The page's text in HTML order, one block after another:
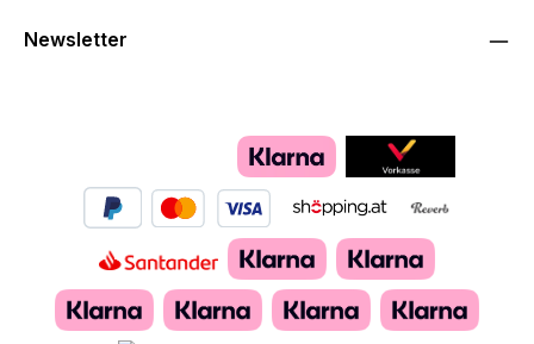
Newsletter